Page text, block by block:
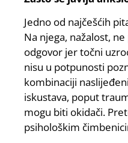
Jedno od najčešćih
Na njega, nažalost,
odgovor jer točni
nisu u potpunosti
kombinaciji
iskustava, poput
mogu biti okidači.
psihološkim